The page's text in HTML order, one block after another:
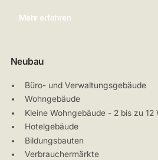
Mehr erfahren
Neubau
Büro- und Verwaltungsgebäude
Wohngebäude
Kleine Wohngebäude - 2 bis zu 12
Hotelgebäude
Bildungsbauten
Verbrauchermärkte